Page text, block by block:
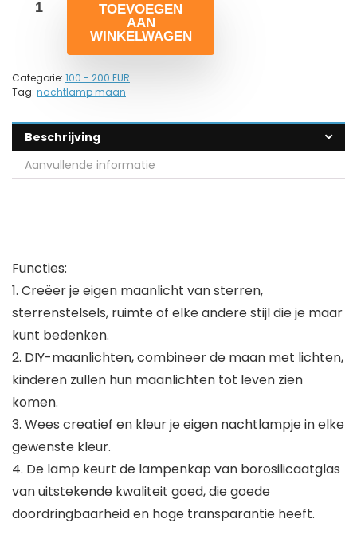
TOEVOEGEN
AAN
WINKELWAGEN
Categorie: 100 - 200 EUR
Tag: nachtlamp maan
Beschrijving
Aanvullende informatie
Functies:
1. Creëer je eigen maanlicht van sterren,
sterrenstelsels, ruimte of elke andere stijl die je maar
kunt bedenken.
2. DIY-maanlichten, combineer de maan met lichten,
kinderen zullen hun maanlichten tot leven zien
komen.
3. Wees creatief en kleur je eigen nachtlampje in elke
gewenste kleur.
4. De lamp keurt de lampenkap van borosilicaatglas
van uitstekende kwaliteit goed, die goede
doordringbaarheid en hoge transparantie heeft.